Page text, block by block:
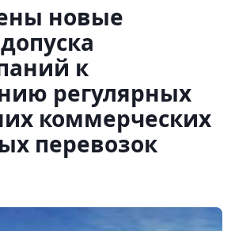
новые
к
регулярных
коммерческих
перевозок